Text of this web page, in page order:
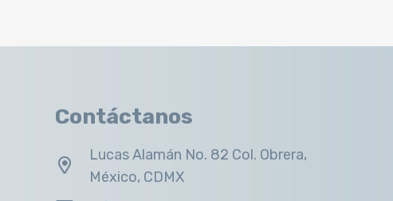
Contáctanos
Lucas Alamán No. 82 Col. Obrera,
México, CDMX